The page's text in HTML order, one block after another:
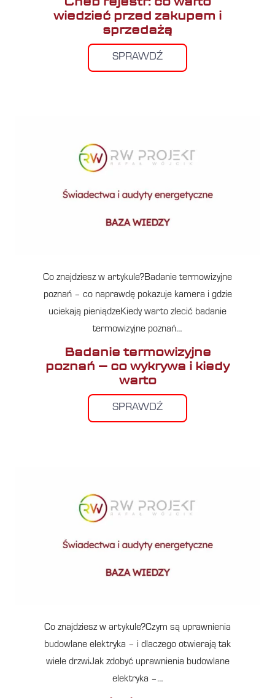
wiedzieć przed zakupem i
sprzedażą
SPRAWDŹ
Co znajdziesz w artykule?Badanie termowizyjne
poznań – co naprawdę pokazuje kamera i gdzie
uciekają pieniądzeKiedy warto zlecić badanie
termowizyjne poznań…
Badanie termowizyjne
poznań – co wykrywa i kiedy
warto
SPRAWDŹ
Co znajdziesz w artykule?Czym są uprawnienia
budowlane elektryka – i dlaczego otwierają tak
wiele drzwiJak zdobyć uprawnienia budowlane
elektryka –…